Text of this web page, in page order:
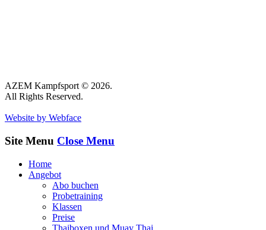
AZEM Kampfsport © 2026.
All Rights Reserved.
Website by Webface
Site Menu Close Menu
Home
Angebot
Abo buchen
Probetraining
Klassen
Preise
Thaiboxen und Muay Thai